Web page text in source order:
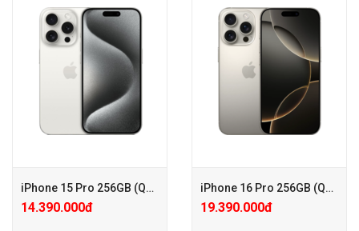
+ Hotsale Giảm 1tr ( Giá đã
giảm)
+ Loa Bluetooth Sound S2 or
S1 (Tặng đến hết quà)
+ Phiếu GG PK 200.000đ
+ Tặng thêm 12 tháng bảo
hành chính hãng
+ Trả Góp 0% PPF
+ Loa Bluetooth Sound S2 or
+ Phiếu GG PK 200.000đ
+ Tặng PGG PK 100.000đ
+ Bảo hành Care Pro chỉ với
350.000đ
+ KM: Tặng PGG 500.000đ (
iPhone 15 Pro 256GB (Quốc tế 98-99%)
14.390.000đ
iPhone 16 Pro 256GB (Quốc tế – Keng)
19.390.000đ